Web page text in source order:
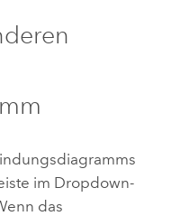
im Dropdown-
das